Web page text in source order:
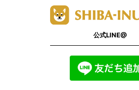
公式LINE@